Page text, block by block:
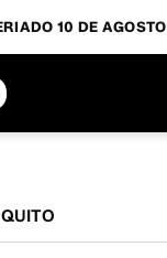
10 DE AGOSTO